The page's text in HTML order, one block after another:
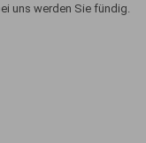
uns werden Sie fündig.